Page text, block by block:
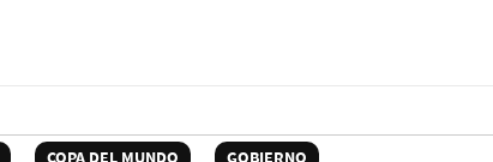
COPA DEL MUNDO GOBIERNO